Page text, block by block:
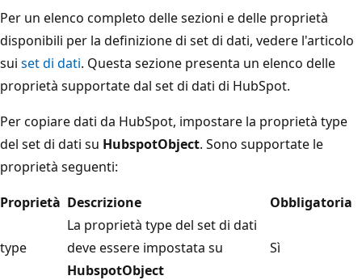
Per un elenco completo delle sezioni e delle proprietà
disponibili per la definizione di set di dati, vedere l'articolo
sui set di dati. Questa sezione presenta un elenco delle
proprietà supportate dal set di dati di HubSpot.
Per copiare dati da HubSpot, impostare la proprietà type
del set di dati su HubspotObject. Sono supportate le
proprietà seguenti:
Proprietà Descrizione Obbligatoria
type
La proprietà type del set di dati
deve essere impostata su
HubspotObject
Sì